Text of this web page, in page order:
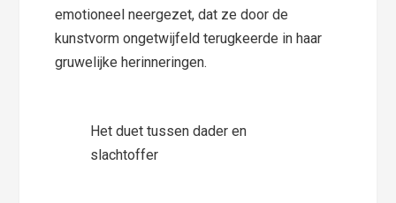
emotioneel neergezet, dat ze door de
kunstvorm ongetwijfeld terugkeerde in haar
gruwelijke herinneringen.
Het duet tussen dader en
slachtoffer